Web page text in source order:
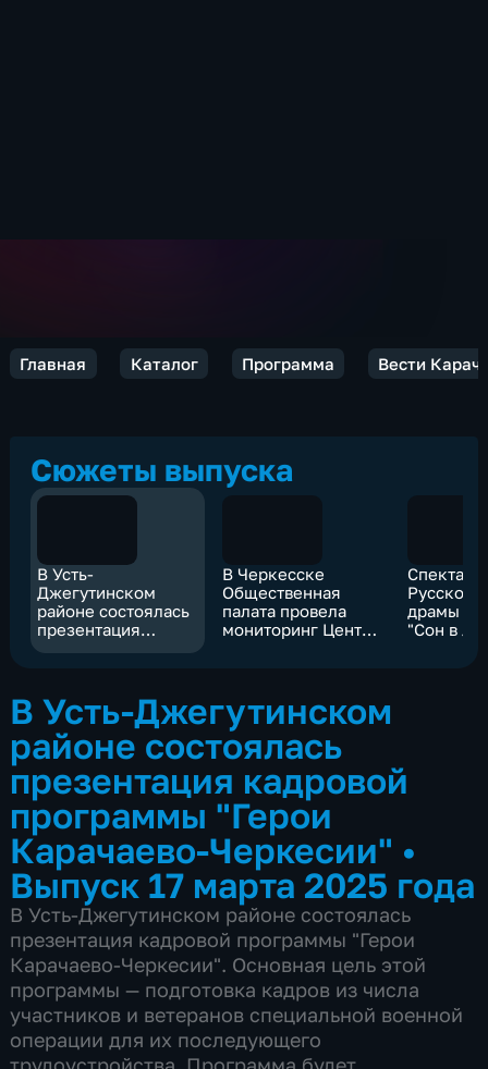
Главная Каталог Программа Вести
Сюжеты выпуска
В Усть-
Джегутинском
районе состоялась
презентация
кадровой
Черкесии"
В Черкесске
Общественная
палата провела
мониторинг Центра
граждан
Русского
драмы и
"Сон в
В Усть-Джегутинском
районе состоялась
презентация кадровой
программы "Герои
Карачаево-Черкесии" •
Выпуск 17 марта 2025 года
В Усть-Джегутинском районе состоялась
презентация кадровой программы "Герои
Карачаево-Черкесии". Основная цель этой
программы — подготовка кадров из числа
участников и ветеранов специальной военной
операции для их последующего